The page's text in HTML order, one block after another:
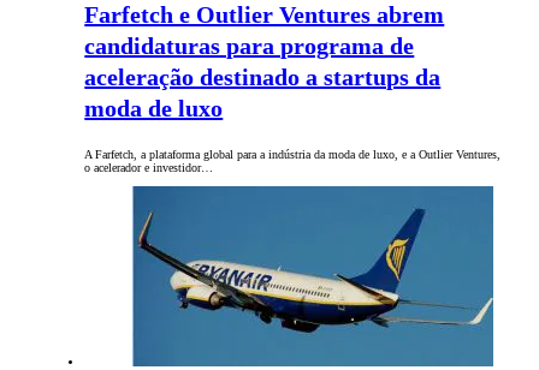
Farfetch e Outlier Ventures abrem
candidaturas para programa de
aceleração destinado a startups da
moda de luxo
A Farfetch, a plataforma global para a indústria da moda de luxo, e a Outlier Ventures,
o acelerador e investidor…